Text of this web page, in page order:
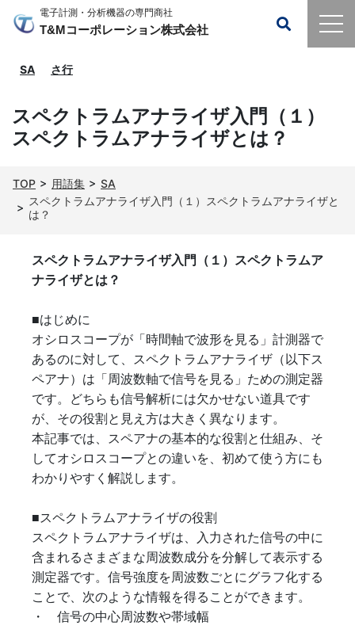
電子計測・分析機器の専門商社
T&Mコーポレーション株式会社
SA さ行
スペクトラムアナライザ入門（１）
スペクトラムアナライザとは？
TOP 用語集
SA
スペクトラムアナライザ入門（１）スペクトラムアナライザと
は？
スペクトラムアナライザ入門（１）スペクトラムア
ナライザとは？
■はじめに
オシロスコープが「時間軸で波形を見る」計測器で
あるのに対して、スペクトラムアナライザ（以下ス
ペアナ）は「周波数軸で信号を見る」ための測定器
です。どちらも信号解析には欠かせない道具です
が、その役割と見え方は大きく異なります。
本記事では、スペアナの基本的な役割と仕組み、そ
してオシロスコープとの違いを、初めて使う方にも
わかりやすく解説します。
■スペクトラムアナライザの役割
スペクトラムアナライザは、入力された信号の中に
含まれるさまざまな周波数成分を分解して表示する
測定器です。信号強度を周波数ごとにグラフ化する
ことで、次のような情報を得ることができます。
・ 信号の中心周波数や帯域幅